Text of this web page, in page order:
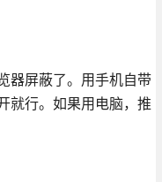
器屏蔽了。用手机自带
就行。如果用电脑，推